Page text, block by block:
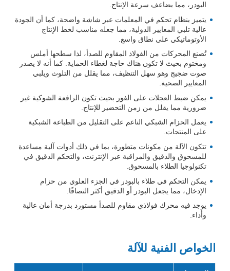
البودر، مما يضاعف سرعة الإنتاج.
يتميز بنظام تحكم في المعلمات عبر شاشة واضحة، كما أن الجودة
عالية تلبي المعايير الدولية، مما جعله مناسب لخط الإنتاج
الأوتوماتيكي على نطاق واسع.
تُصنع المحركات من الفولاذ المقاوم للصدأ، لذا سطحها أملس
ومختوم بحيث لا تكون هناك حاجة لغطاء الحماية. كما أنه لا يصدر
صوت ضجيج وهو سهل التنظيف، مما يقلل من التلوث ويلبي
المعايير الصحية.
يمكن ضبط العجلات على الفور بحيث تكون الرافعة الشوكية غير
ضرورية مما يقلل من زمن التحضير للإنتاج.
يعمل الحزام الشبكي الناعم على التقليل من الطباعة الشبكية
على المنتجات.
تتكون الآلة من مكونات متطورة، بما في ذلك أدوات آلية مساعدة
للمسحوق والدقيق والمراقبة عبر الإنترنت، والتحكم الدقيق في
تكنولوجيا الطلاء بالمسحوق.
يمكن التحكم في طلاء بالبودر في الجزء العلوي من حزام
الإدخال، مما يجعل البودر أو الدقيق أكثر التصاقًا.
يوجد فيه محرك فولاذي مقاوم للصدأ مستورد بدرجة أمان عالية
وأداء.
الخواص الفنية للآلة